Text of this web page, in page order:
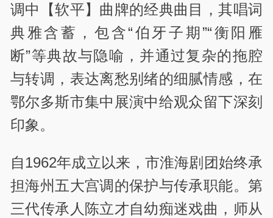
调中【软平】曲牌的经典曲目，其唱词
典雅含蓄，包含“伯牙子期”“衡阳雁
断”等典故与隐喻，并通过复杂的拖腔
与转调，表达离愁别绪的细腻情感，在
鄂尔多斯市集中展演中给观众留下深刻
印象。
自1962年成立以来，市淮海剧团始终承
担海州五大宫调的保护与传承职能。第
三代传承人陈立才自幼痴迷戏曲，师从